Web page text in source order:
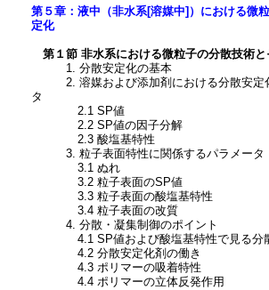
第５章：液中（非水系[溶媒中]）における微
定化
第１節 非水系における微粒子の分散技術と
1. 分散安定化の基本
2. 溶媒および添加剤における分散安定
タ
2.1 SP値
2.2 SP値の因子分解
2.3 酸塩基特性
3. 粒子表面特性に関係するパラメータ
3.1 ぬれ
3.2 粒子表面のSP値
3.3 粒子表面の酸塩基特性
3.4 粒子表面の改質
4. 分散・凝集制御のポイント
4.1 SP値および酸塩基特性で見る分
4.2 分散安定化剤の働き
4.3 ポリマーの吸着特性
4.4 ポリマーの立体反発作用